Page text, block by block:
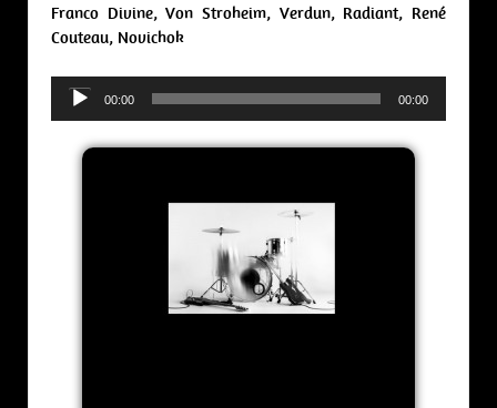
Franco Divine, Von Stroheim, Verdun, Radiant, René
Couteau, Novichok
Audio
Player
00:00 00:00